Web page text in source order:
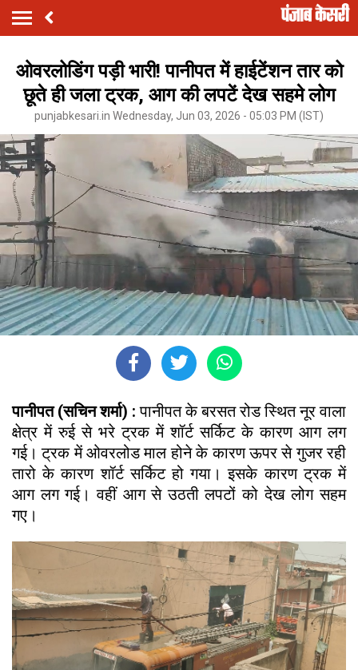
ओवरलोडिंग पड़ी भारी! पानीपत में हाईटेंशन तार को
छूते ही जला ट्रक, आग की लपटें देख सहमे लोग
punjabkesari.in Wednesday, Jun 03, 2026 - 05:03 PM (IST)
पानीपत (सचिन शर्मा) :पानीपत के बरसत रोड स्थित नूर वाला
क्षेत्र में रुई से भरे ट्रक में शॉर्ट सर्किट के कारण आग लग
गई। ट्रक में ओवरलोड माल होने के कारण ऊपर से गुजर रही
तारो के कारण शॉर्ट सर्किट हो गया। इसके कारण ट्रक में
आग लग गई। वहीं आग से उठती लपटों को देख लोग सहम
गए।